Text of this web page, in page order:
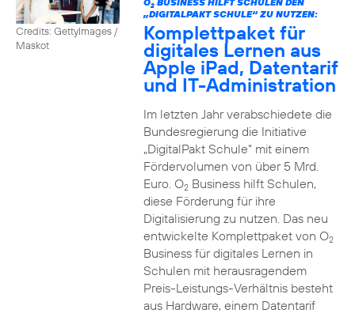
Credits: GettyImages /
Maskot
2
„DIGITALPAKT SCHULE“ ZU NUTZEN:
Komplettpaket für
digitales Lernen aus
Apple iPad, Datentarif
und IT-Administration
Im letzten Jahr verabschiedete die
Bundesregierung die Initiative
„DigitalPakt Schule“ mit einem
Fördervolumen von über 5 Mrd.
Euro. O2Business hilft Schulen,
diese Förderung für ihre
Digitalisierung zu nutzen. Das neu
entwickelte Komplettpaket von O2
Business für digitales Lernen in
Schulen mit herausragendem
Preis-Leistungs-Verhältnis besteht
aus Hardware, einem Datentarif